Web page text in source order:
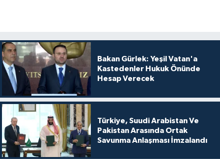
Bakan Gürlek: Yeşil Vatan'a
Kastedenler Hukuk Önünde
Hesap Verecek
Türkiye, Suudi Arabistan Ve
Pakistan Arasında Ortak
Savunma Anlaşması İmzalandı